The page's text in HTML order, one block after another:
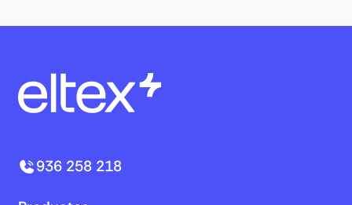
936 258 218